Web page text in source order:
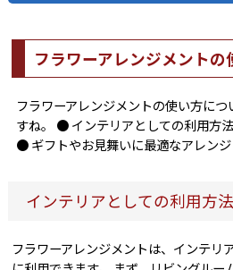
フラワーアレンジメントの
フラワーアレンジメントの使い方に
すね。 ● インテリアとしての利用方
● ギフトやお見舞いに最適なアレンジ
インテリアとしての利用方法
フラワーアレンジメントは、インテリ